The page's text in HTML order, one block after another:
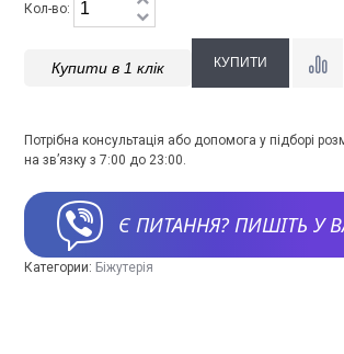
Кол-во:
Купити в 1 клік
Потрібна консультація або допомога у підборі
на зв’язку з 7:00 до 23:00.
Є ПИТАННЯ? ПИШІТЬ У
Категории: Біжутерія